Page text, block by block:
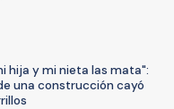
hija y mi nieta las mata":
una construcción cayó